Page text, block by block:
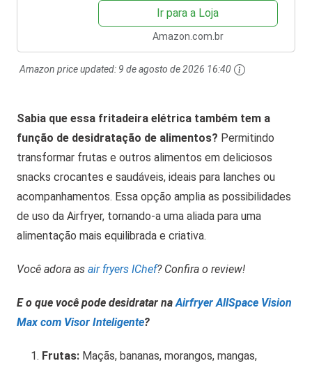
Ir para a Loja
Amazon.com.br
Amazon price updated: 9 de agosto de 2026 16:40
Sabia que essa fritadeira elétrica também tem a
função de desidratação de alimentos? Permitindo
transformar frutas e outros alimentos em deliciosos
snacks crocantes e saudáveis, ideais para lanches ou
acompanhamentos. Essa opção amplia as possibilidades
de uso da Airfryer, tornando-a uma aliada para uma
alimentação mais equilibrada e criativa.
Você adora as air fryers IChef? Confira o review!
E o que você pode desidratar naAirfryer AllSpace Vision
Max com Visor Inteligente?
Frutas: Maçãs, bananas, morangos, mangas,